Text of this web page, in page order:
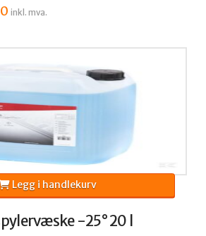
Nåværende
pris
inkl. mva.
-25° 20 l
Legg i handlekurv